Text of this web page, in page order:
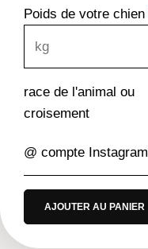
Poids de votre chien
race de l'animal ou
croisement
@ compte Instagram
AJOUTER AU PANIER